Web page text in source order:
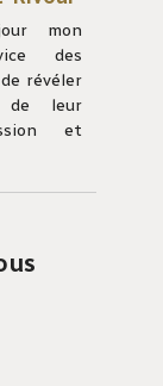
mon
des
révéler
leur
et